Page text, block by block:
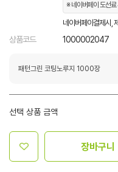
※ 네이버페이 도선료
네이버페이결제시,
상품코드 1000002047
패턴그린 코팅노루지 1000장
선택 상품 금액
장바구니